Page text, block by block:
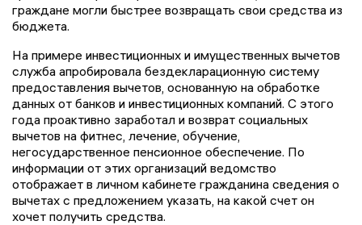
граждане могли быстрее возвращать свои средства из
бюджета.
На примере инвестиционных и имущественных вычетов
служба апробировала бездекларационную систему
предоставления вычетов, основанную на обработке
данных от банков и инвестиционных компаний. С этого
года проактивно заработал и возврат социальных
вычетов на фитнес, лечение, обучение,
негосударственное пенсионное обеспечение. По
информации от этих организаций ведомство
отображает в личном кабинете гражданина сведения о
вычетах с предложением указать, на какой счет он
хочет получить средства.